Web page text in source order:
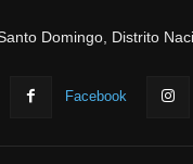
Domingo, Distrito
Facebook